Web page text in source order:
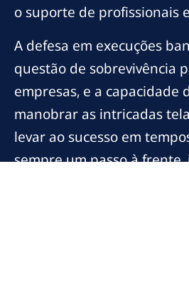
o suporte de profissionais
A defesa em execuções
questão de sobrevivência
empresas, e a capacidade
manobrar as intricadas
levar ao sucesso em
sempre um passo à